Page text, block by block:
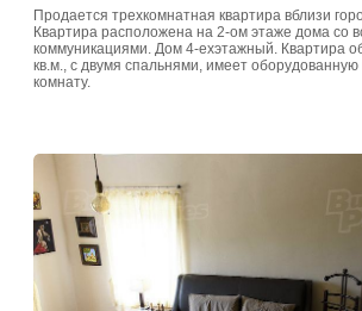
Продается трехкомнатная квартира вблизи
Квартира расположена на 2-ом этаже дома со
коммуникациями. Дом 4-ехэтажный. Квартира
кв.м., с двумя спальнями, имеет
комнату.